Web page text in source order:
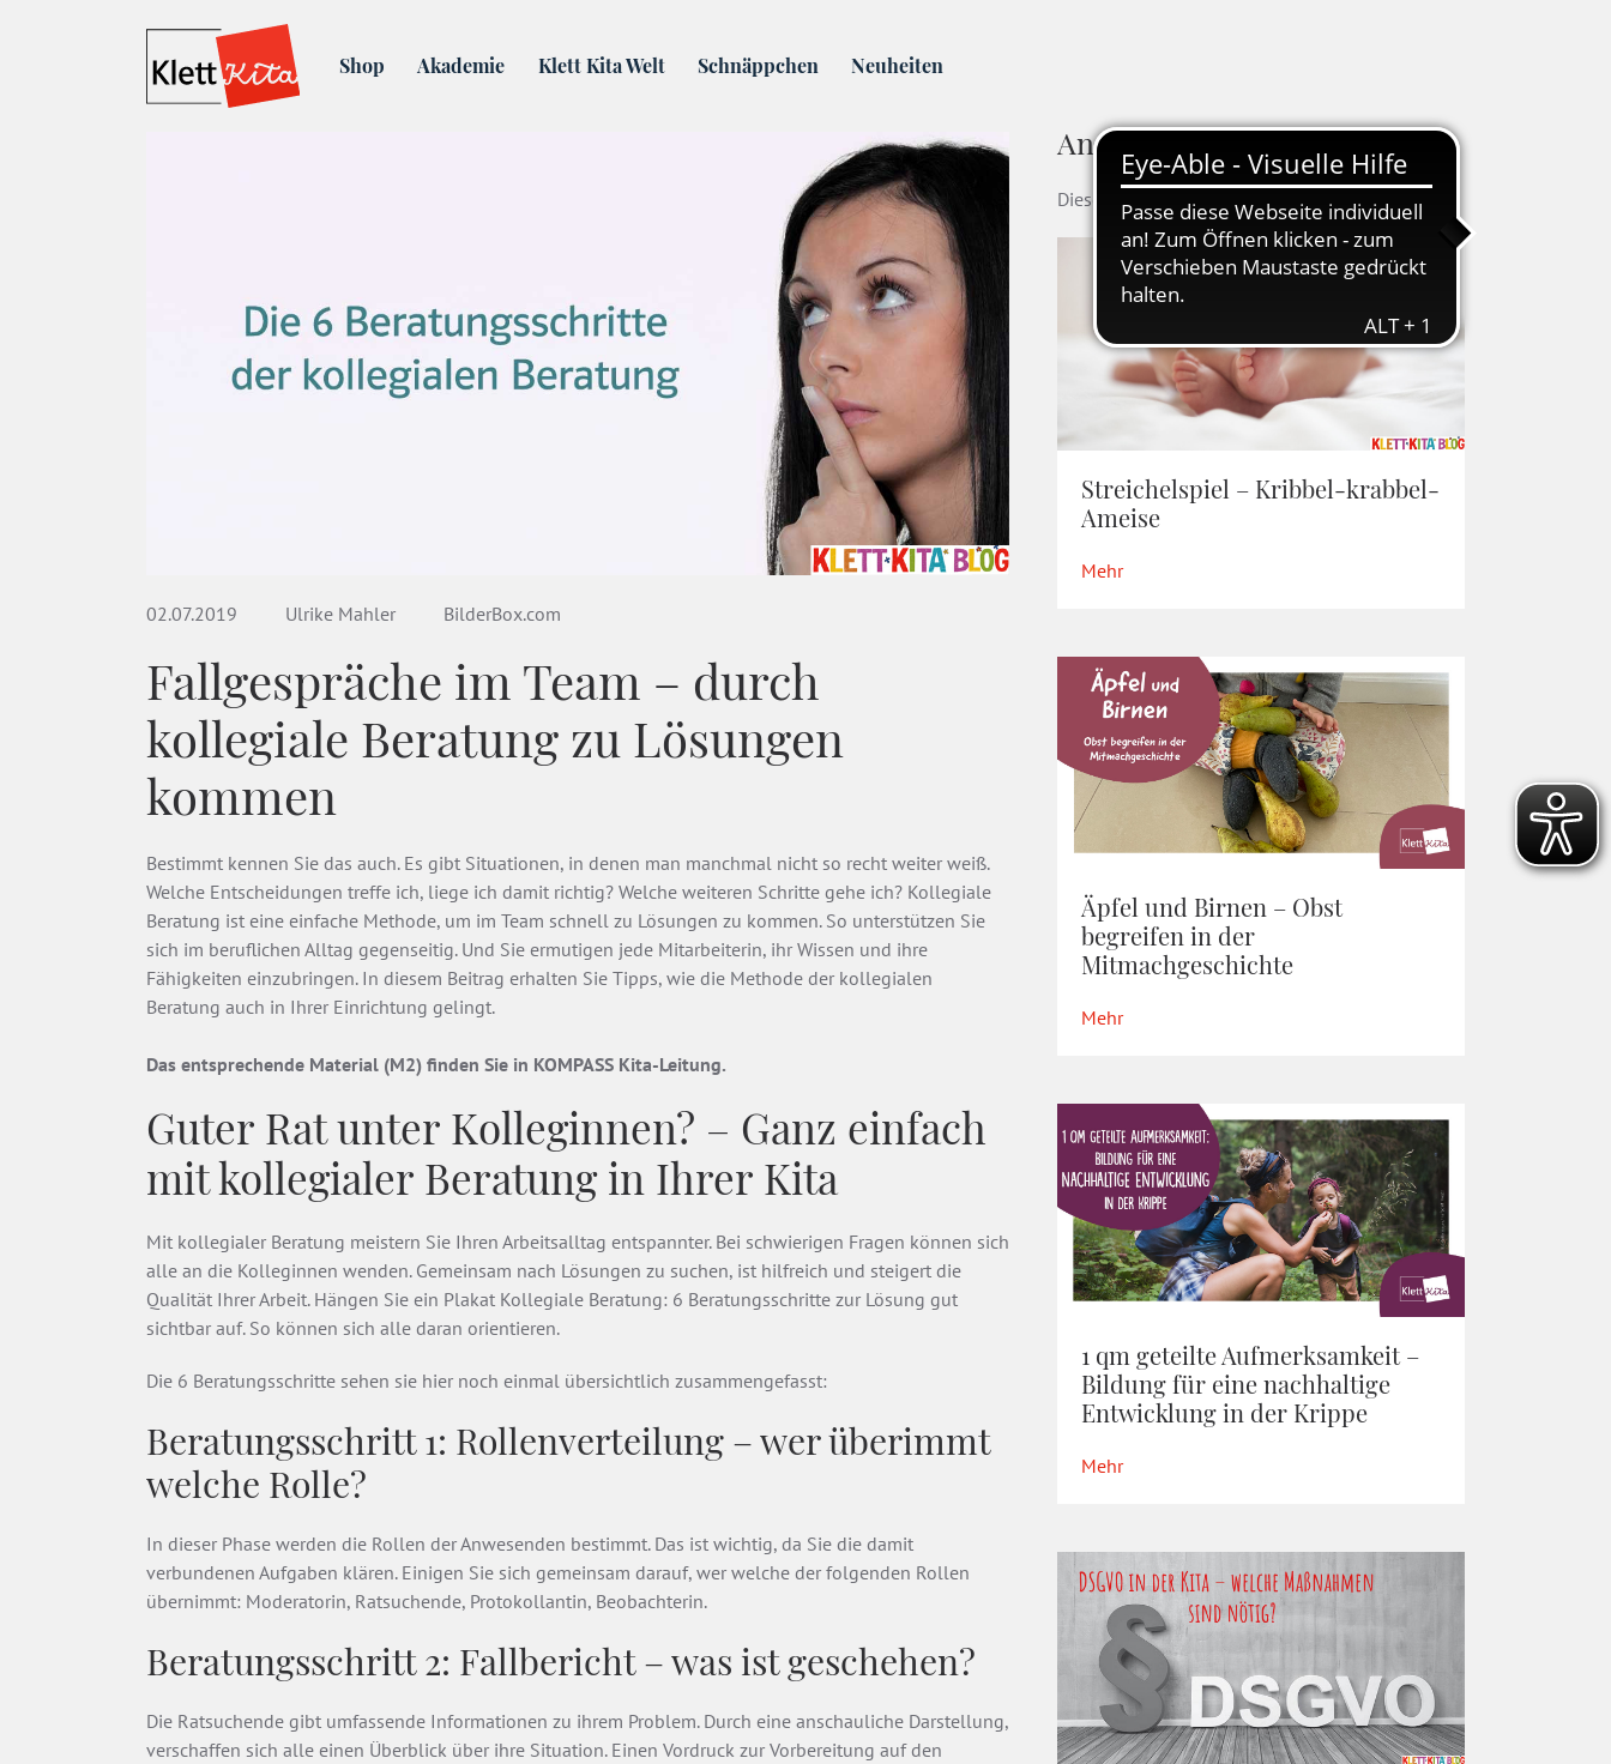
Shop Akademie Klett Kita Welt Schnäppchen Neuheiten
Blog Fallgespräche im Team – durch kollegiale Beratung zu Lösungen kommen
02.07.2019 Ulrike Mahler BilderBox.com
Fallgespräche im Team – durch
kollegiale Beratung zu Lösungen
kommen
Bestimmt kennen Sie das auch. Es gibt Situationen, in denen man manchmal nicht so recht weiter weiß.
Welche Entscheidungen treffe ich, liege ich damit richtig? Welche weiteren Schritte gehe ich? Kollegiale
Beratung ist eine einfache Methode, um im Team schnell zu Lösungen zu kommen. So unterstützen Sie
sich im beruflichen Alltag gegenseitig. Und Sie ermutigen jede Mitarbeiterin, ihr Wissen und ihre
Fähigkeiten einzubringen. In diesem Beitrag erhalten Sie Tipps, wie die Methode der kollegialen
Beratung auch in Ihrer Einrichtung gelingt.
Das entsprechende Material (M2) finden Sie in KOMPASS Kita-Leitung.
Guter Rat unter Kolleginnen? – Ganz einfach
mit kollegialer Beratung in Ihrer Kita
Mit kollegialer Beratung meistern Sie Ihren Arbeitsalltag entspannter. Bei schwierigen Fragen können sich
alle an die Kolleginnen wenden. Gemeinsam nach Lösungen zu suchen, ist hilfreich und steigert die
Qualität Ihrer Arbeit. Hängen Sie ein Plakat Kollegiale Beratung: 6 Beratungsschritte zur Lösung gut
sichtbar auf. So können sich alle daran orientieren.
Die 6 Beratungsschritte sehen sie hier noch einmal übersichtlich zusammengefasst:
Beratungsschritt 1: Rollenverteilung – wer überimmt
welche Rolle?
In dieser Phase werden die Rollen der Anwesenden bestimmt. Das ist wichtig, da Sie die damit
verbundenen Aufgaben klären. Einigen Sie sich gemeinsam darauf, wer welche der folgenden Rollen
übernimmt: Moderatorin, Ratsuchende, Protokollantin, Beobachterin.
Beratungsschritt 2: Fallbericht – was ist geschehen?
Die Ratsuchende gibt umfassende Informationen zu ihrem Problem. Durch eine anschauliche Darstellung,
verschaffen sich alle einen Überblick über ihre Situation. Einen Vordruck zur Vorbereitung auf den
Andere Blogbeiträge
Diese Artikel könnten Ihnen auch gefallen
Streichelspiel – Kribbel-krabbel-
Ameise
Mehr
Äpfel und Birnen – Obst
begreifen in der
Mitmachgeschichte
Mehr
1 qm geteilte Aufmerksamkeit –
Bildung für eine nachhaltige
Entwicklung in der Krippe
Mehr